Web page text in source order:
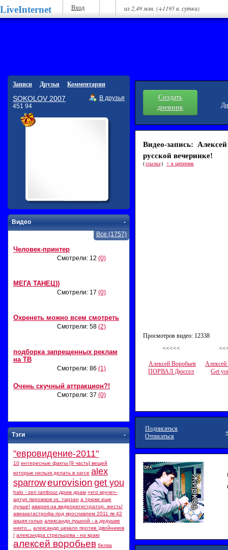
LiveInternet Вход из 2,49 млн. (+1195 в. сутки)
Записи Друзья
Комментарии
В друзья
SOKOLOV 2007
451 94
-
Видео
Все (1757)
Человек-принтер
Смотрели: 12 (0)
МЕГА ТАНЕЦ))
Смотрели: 17 (0)
Охренеть можно всем смотреть
Смотрели: 58 (2)
подборка запрещенных реклам
на ТВ
Смотрели: 86 (1)
Очень скучный аттракцион?!
Смотрели: 37 (0)
-
Тэги
"евровидение-2011"
‪интересные факты [9 часть]‬‏
10 вещей
которые нельзя делать в загсе alex
sparroweurovision get you
halo - zen tambour дрим драм «кто круче»-
артур пирожков vs. тарзан а трюки еще
лучше! авария на видеорегистратор. жесть!
авиакатастрофа под ярославлем 2011 як 42
акция голых александр пушной - а дедушке
никто...
александр цекало против 'двойников
! александра стрельцова - на краю
алексей воробьев белка
Создать
дневник
Видео-запись:
русской вечеринке!
(ссылка) + в цитатник
Просмотров видео: 12338
<<<<<
Алексей Воробьев
ПОРВАЛ Дюссел
Алексей
Get
Подписаться
Отписаться